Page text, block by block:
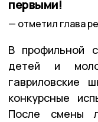
первыми!
отметил глава
В профильной
детей и
гавриловские
конкурсные
После смены